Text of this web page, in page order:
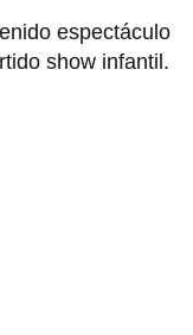
espectáculo
show infantil.